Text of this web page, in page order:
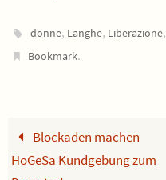
donne, Langhe, Liberazione,
Bookmark.
Blockaden machen
HoGeSa Kundgebung zum